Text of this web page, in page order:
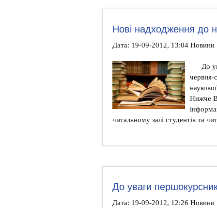
Нові надходження до
Дата: 19-09-2012, 13:04 Новини
До
червня-
Нижче
читальному залі студентів та
До уваги
Дата: 19-09-2012, 12:26 Новини